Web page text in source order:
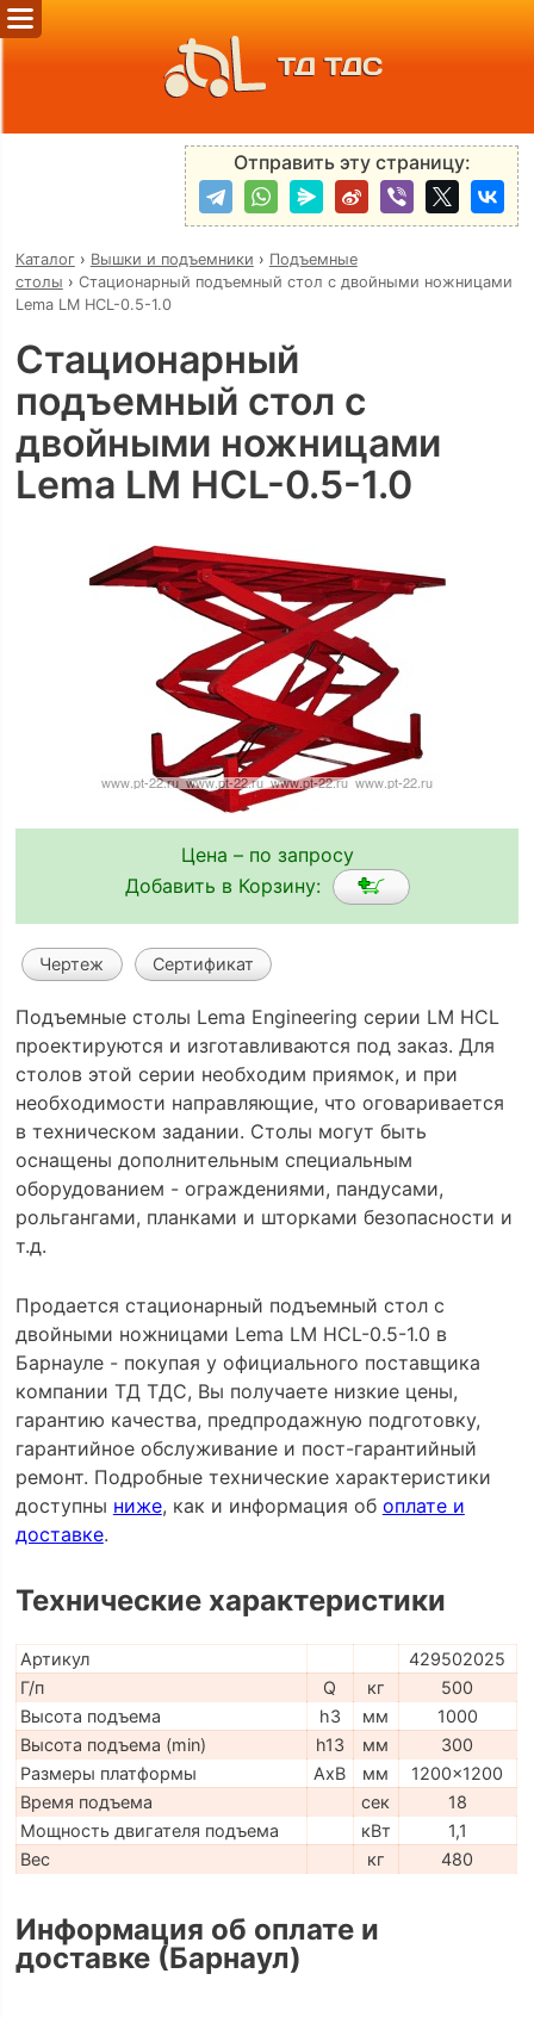
ТД ТДС
Отправить эту страницу:
Каталог› Вышки и подъемники › Подъемные
столы › Стационарный подъемный стол с двойными ножницами
Lema LM HCL-0.5-1.0
Стационарный
подъемный стол с
двойными ножницами
Lema LM HCL-0.5-1.0
Цена – по запросу
Добавить в Корзину:
Чертеж Сертификат
Подъемные столы Lema Engineering серии LM HCL
проектируются и изготавливаются под заказ. Для
столов этой серии необходим приямок, и при
необходимости направляющие, что оговаривается
в техническом задании. Столы могут быть
оснащены дополнительным специальным
оборудованием - ограждениями, пандусами,
рольгангами, планками и шторками безопасности и
т.д.
Продается стационарный подъемный стол с
двойными ножницами Lema LM HCL-0.5-1.0 в
Барнауле - покупая у официального поставщика
компании ТД ТДС, Вы получаете низкие цены,
гарантию качества, предпродажную подготовку,
гарантийное обслуживание и пост-гарантийный
ремонт. Подробные технические характеристики
доступны ниже, как и информация об оплате и
доставке.
Технические характеристики
Артикул
429502025
Г/п
Q кг
500
Высота подъема
h3 мм
1000
Высота подъема (min)
h13 мм
300
Размеры платформы
AxB мм
1200x1200
Время подъема
сек
18
Мощность двигателя подъема
кВт
1,1
Вес
кг 480
Информация об оплате и
доставке (Барнаул)